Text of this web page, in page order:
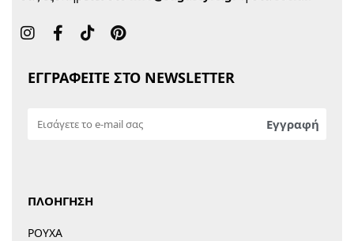
ΕΓΓΡΑΦΕΙΤΕ ΣΤΟ NEWSLETTER
ΠΛΟΗΓΗΣΗ
ΡΟΥΧΑ